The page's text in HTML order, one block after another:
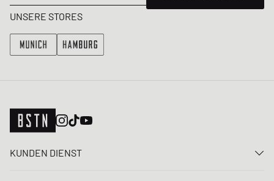
UNSERE STORES
KUNDEN DIENST